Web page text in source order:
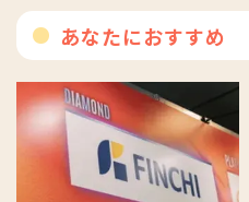
あなたにおすすめ